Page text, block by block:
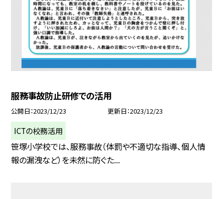
服務事故防止研修での活用
公開日 2023/12/23 更新日 2023/12/23
ICTの校務活用
笹塚小学校では、服務事故（体罰や不適切な指導、個人情
報の漏洩など）を未然に防ぐた...